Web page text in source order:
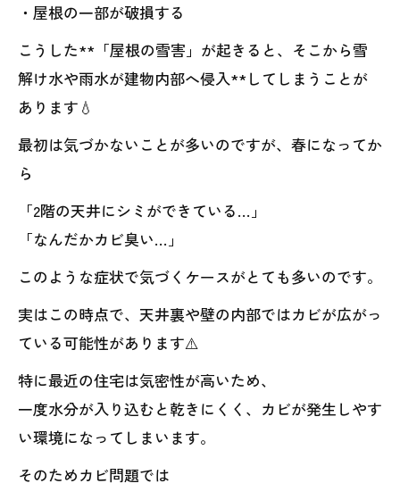
・屋根の一部が破損する
こうした**「屋根の雪害」が起きると、そこから雪
解け水や雨水が建物内部へ侵入**してしまうことが
あります💧
最初は気づかないことが多いのですが、春になってか
ら
「2階の天井にシミができている…」
「なんだかカビ臭い…」
このような症状で気づくケースがとても多いのです。
実はこの時点で、天井裏や壁の内部ではカビが広がっ
ている可能性があります⚠️
特に最近の住宅は気密性が高いため、
一度水分が入り込むと乾きにくく、カビが発生しやす
い環境になってしまいます。
そのためカビ問題では